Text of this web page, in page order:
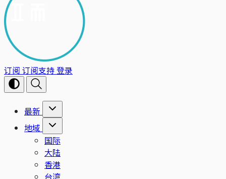
订阅 订阅支持登录
最新
地域
国际
大陆
香港
台湾